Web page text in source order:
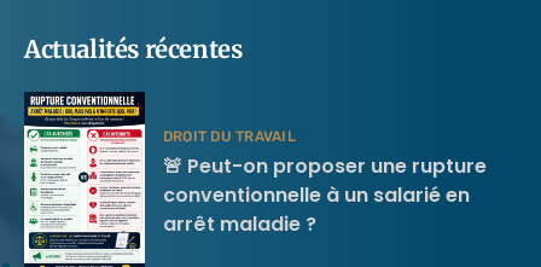
Actualités récentes
DROIT DU TRAVAIL
🚨 Peut-on proposer une rupture
conventionnelle à un salarié en
arrêt maladie ?